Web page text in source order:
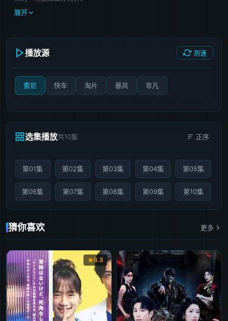
展开
播放源 测速
索尼 快车 淘片 暴风 非凡
选集播放共10集 正序
第01集 第02集 第03集 第04集 第05集
第06集 第07集 第08集 第09集 第10集
猜你喜欢 更多
6.3